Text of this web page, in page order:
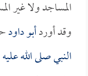
المساجد ولا غير
وقد أوردأبو داود
النبي صلى الله